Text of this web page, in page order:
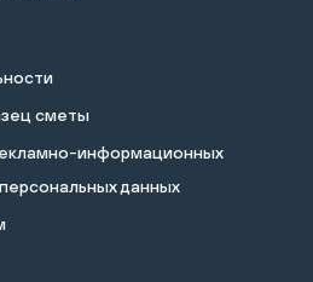
сметы
информационных
данных